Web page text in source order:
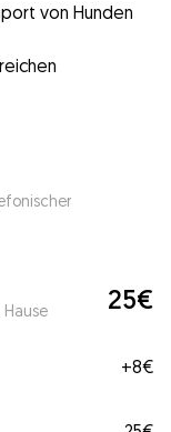
von Hunden
25€
+8€